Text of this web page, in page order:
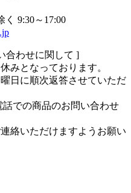
9:30～17:00
合わせに関して ]
みとなっております。
日に順次返答させていただ
での商品のお問い合わせ
絡いただけますようお願い